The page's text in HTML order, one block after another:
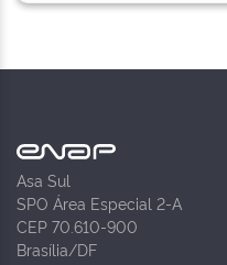
Asa Sul
SPO Área Especial 2-A
CEP 70.610-900
Brasília/DF